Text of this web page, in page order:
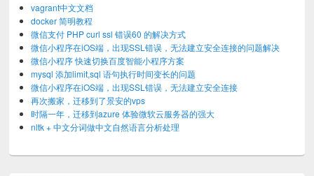
vagrant中文文档
docker 简明教程
微信支付 PHP curl ssl 错误60 的解决方式
微信小程序在iOS端，出现SSL错误，无法建立安全连接的问题解决
微信小程序 快速切换百度智能小程序方案
mysql 添加limit,sql 语句执行时间变长的问题
微信小程序在iOS端，出现SSL错误，无法建立安全连接
再次搬家，迁移到了景安的vps
时隔一年，迁移到azure 体验微软云服务器的强大
nltk + 中文分词做中文自然语言分析处理